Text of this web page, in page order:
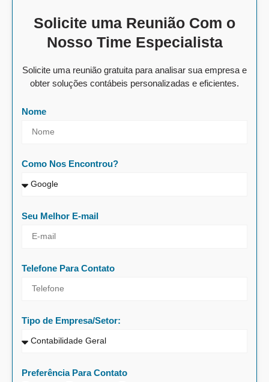
Solicite uma Reunião Com o
Nosso Time Especialista
Solicite uma reunião gratuita para analisar sua empresa e
obter soluções contábeis personalizadas e eficientes.
Nome
Como Nos Encontrou?
Seu Melhor E-mail
Telefone Para Contato
Tipo de Empresa/Setor:
Preferência Para Contato